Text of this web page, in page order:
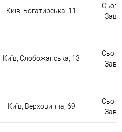
Київ, Богатирська, 11
Київ, Слобожанська, 13
Київ, Верховинна, 69